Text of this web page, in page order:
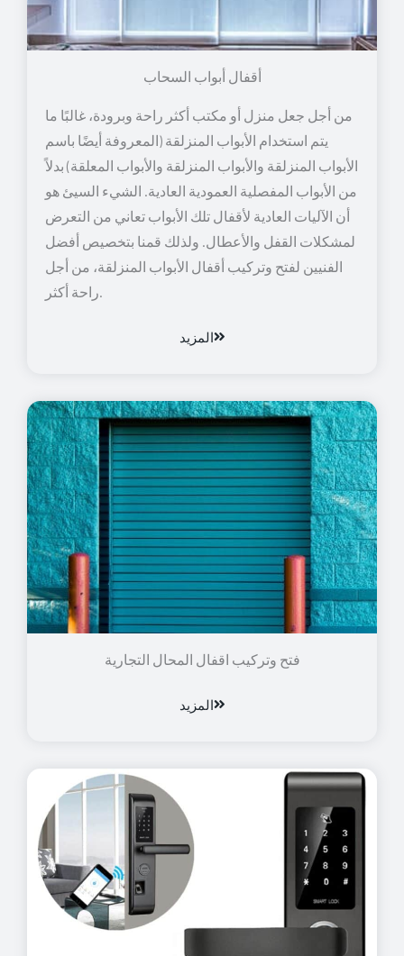
أقفال أبواب السحاب
من أجل جعل منزل أو مكتب أكثر راحة وبرودة، غالبًا ما
يتم استخدام الأبواب المنزلقة (المعروفة أيضًا باسم
الأبواب المنزلقة والأبواب المنزلقة والأبواب المعلقة) بدلاً
من الأبواب المفصلية العمودية العادية. الشيء السيئ هو
أن الآليات العادية لأقفال تلك الأبواب تعاني من التعرض
لمشكلات القفل والأعطال. ولذلك قمنا بتخصيص أفضل
الفنيين لفتح وتركيب أقفال الأبواب المنزلقة، من أجل
راحة أكثر.
المزيد
فتح وتركيب اقفال المحال التجارية
المزيد